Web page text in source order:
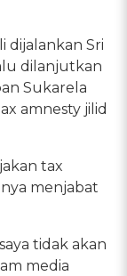
dijalankan Sri
dilanjutkan
Sukarela
amnesty jilid
tax
menjabat
tidak akan
media